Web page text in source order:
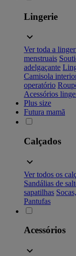
Lingerie
Ver toda a
menstruais
adelgaçante
Camisola
operatório
Acessórios
Plus size
Futura mamã
Calçados
Ver todos os
Sandálias de
sapatilhas
Pantufas
Acessórios